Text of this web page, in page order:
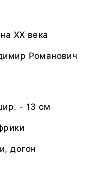
ХХ века
Романович
- 13 см
догон